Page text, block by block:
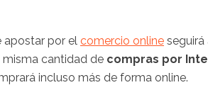
apostar por el comercio online seguirá
misma cantidad de compras por
incluso más de forma online.